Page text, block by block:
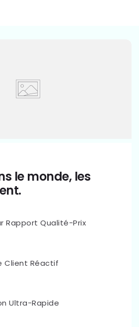
le monde, les
Rapport Qualité-Prix
Client Réactif
Ultra-Rapide